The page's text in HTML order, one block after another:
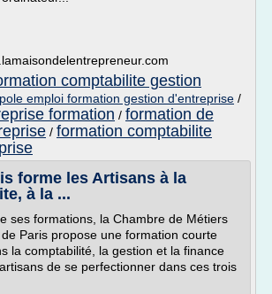
comptabilite gestion
pole emploi formation gestion d'entreprise /
formation / formation de
/ formation comptabilite
forme les Artisans à la
à la ...
ses formations, la Chambre de Métiers
Paris propose une formation courte
la comptabilité, la gestion et la finance
de se perfectionner dans ces trois